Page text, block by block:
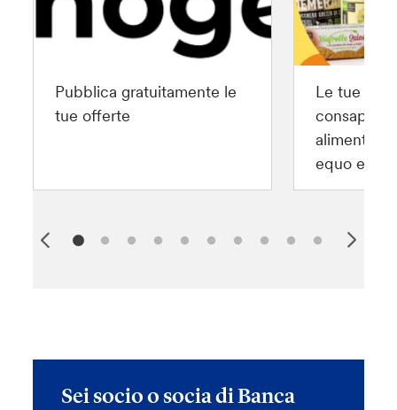
Pubblica gratuitamente le
tue offerte
Le tue
alimentari
equo e
Sei socio o socia di Banca